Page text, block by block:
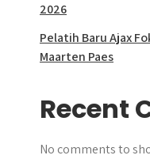
2026
Pelatih Baru Ajax
Maarten Paes
Recent
No comments to